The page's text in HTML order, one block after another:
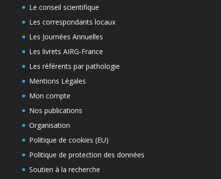
Le conseil scientifique
Les correspondants locaux
Les Journées Annuelles
Les livrets AIRG-France
Les référents par pathologie
Mentions Légales
Mon compte
Nos publications
Organisation
Politique de cookies (EU)
Politique de protection des données
Soutien à la recherche